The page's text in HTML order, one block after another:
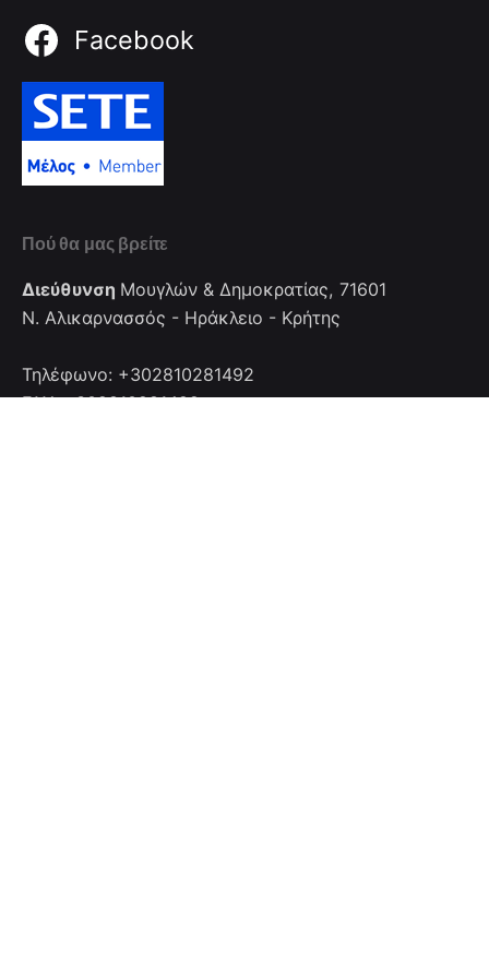
Facebook
Πού θα μας βρείτε
Διεύθυνση Μουγλών & Δημοκρατίας, 71601
Ν. Αλικαρνασσός - Ηράκλειο - Κρήτης
Τηλέφωνο: +302810281492
FAX: +302810281492